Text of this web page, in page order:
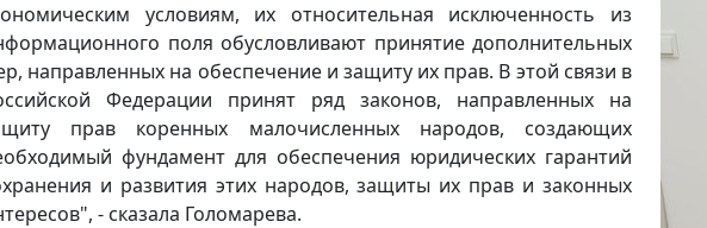
условиям, их относительная исключенность из
поля обусловливают принятие дополнительных
направленных на обеспечение и защиту их прав. В этой связи в
Федерации принят ряд законов, направленных на
прав коренных малочисленных народов, создающих
фундамент для обеспечения юридических гарантий
и развития этих народов, защиты их прав и законных
- сказала Голомарева.